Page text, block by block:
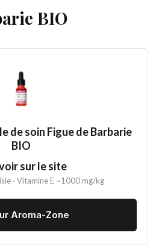
BIO
de soin Figue de Barbarie
BIO
sur le site·
· Vitamine E ~1000 mg/kg
Aroma-Zone